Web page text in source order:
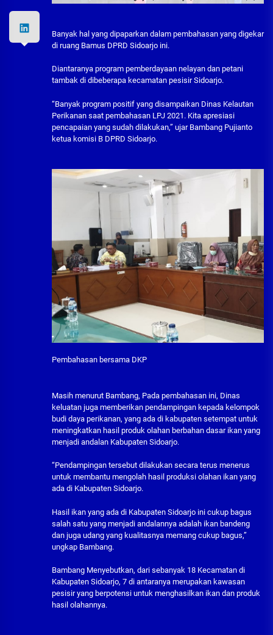
Banyak hal yang dipaparkan dalam pembahasan yang digekar
di ruang Bamus DPRD Sidoarjo ini.
Diantaranya program pemberdayaan nelayan dan petani
tambak di dibeberapa kecamatan pesisir Sidoarjo.
“Banyak program positif yang disampaikan Dinas Kelautan
Perikanan saat pembahasan LPJ 2021. Kita apresiasi
pencapaian yang sudah dilakukan,” ujar Bambang Pujianto
ketua komisi B DPRD Sidoarjo.
Pembahasan bersama DKP
Masih menurut Bambang, Pada pembahasan ini, Dinas
keluatan juga memberikan pendampingan kepada kelompok
budi daya perikanan, yang ada di kabupaten setempat untuk
meningkatkan hasil produk olahan berbahan dasar ikan yang
menjadi andalan Kabupaten Sidoarjo.
“Pendampingan tersebut dilakukan secara terus menerus
untuk membantu mengolah hasil produksi olahan ikan yang
ada di Kabupaten Sidoarjo.
Hasil ikan yang ada di Kabupaten Sidoarjo ini cukup bagus
salah satu yang menjadi andalannya adalah ikan bandeng
dan juga udang yang kualitasnya memang cukup bagus,”
ungkap Bambang.
Bambang Menyebutkan, dari sebanyak 18 Kecamatan di
Kabupaten Sidoarjo, 7 di antaranya merupakan kawasan
pesisir yang berpotensi untuk menghasilkan ikan dan produk
hasil olahannya.